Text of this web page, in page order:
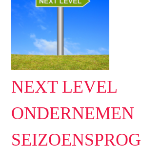
NEXT LEVEL
ONDERNEMEN